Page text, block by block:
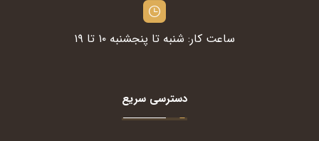
ساعت کار: شنبه تا پنجشنبه ۱۰ تا ۱۹
دسترسی سریع